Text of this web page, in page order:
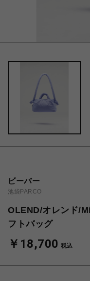
ビーバー
池袋PARCO
OLEND/オレンド/
フトバッグ
￥18,700 税込